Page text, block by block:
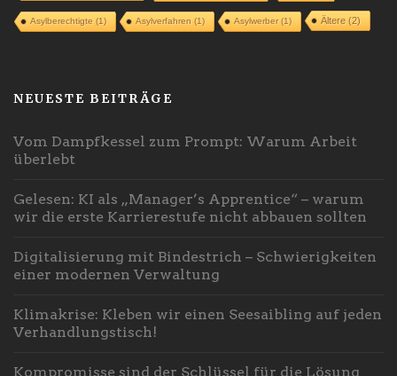
Asylberechtigte (1) Asylverfahren (1) Asylwerber(1) Ältere(2)
NEUESTE BEITRÄGE
Vom Dampfkessel zum Prompt: Warum Arbeit
überlebt
Gelesen: KI als „Manager’s Apprentice“ – warum
wir die erste Karrierestufe nicht abbauen sollten
Digitalisierung mit Bindestrich – Schwierigkeiten
einer modernen Verwaltung
Klimakrise: Kleben wir einen Seesaibling auf jeden
Verhandlungstisch!
Kompromisse sind der Schlüssel für die Lösung